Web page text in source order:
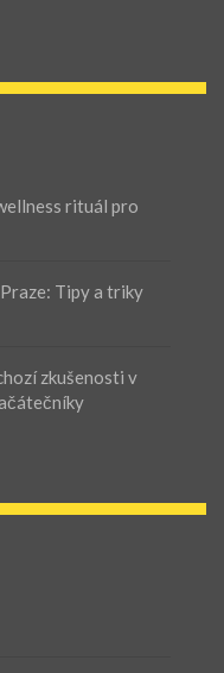
rituál pro
Tipy a triky
zkušenosti v